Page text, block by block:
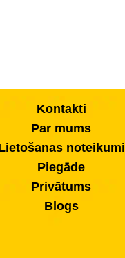
Kontakti
Par mums
noteikumi
Piegāde
Privātums
Blogs